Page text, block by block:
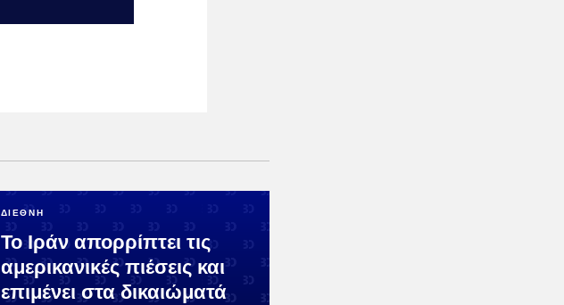
ΔΙΕΘΝΗ
Το Ιράν απορρίπτει τις
αμερικανικές πιέσεις και
επιμένει στα δικαιώματά